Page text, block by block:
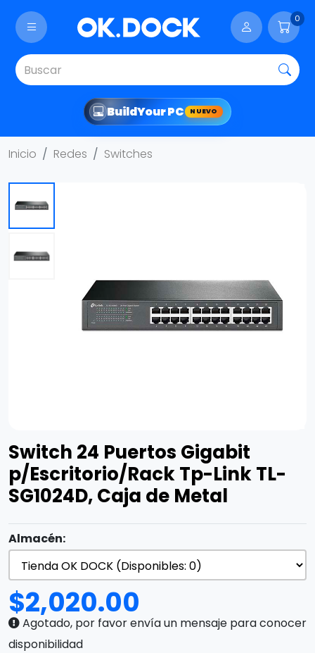
0
BuildYour PC NUEVO
Inicio Redes Switches
Switch 24 Puertos Gigabit
p/Escritorio/Rack Tp-Link TL-
SG1024D, Caja de Metal
Almacén:
$2,020.00
Agotado, por favor envía un mensaje para conocer
disponibilidad